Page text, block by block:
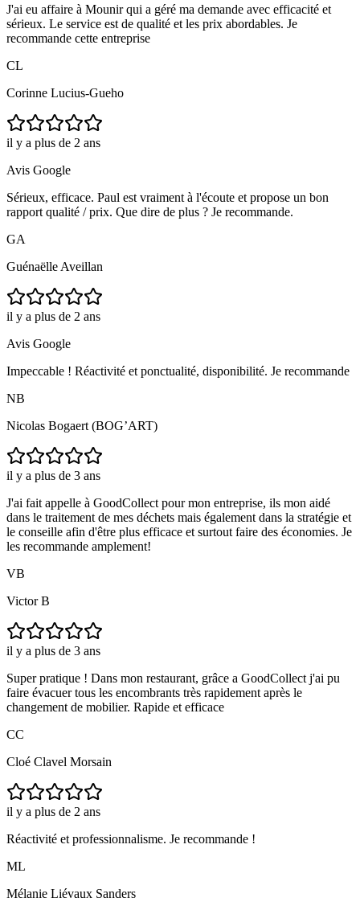
J'ai eu affaire à Mounir qui a géré ma demande avec efficacité et
sérieux. Le service est de qualité et les prix abordables. Je
recommande cette entreprise
CL
Corinne Lucius-Gueho
il y a plus de 2 ans
Avis Google
Sérieux, efficace. Paul est vraiment à l'écoute et propose un bon
rapport qualité / prix. Que dire de plus ? Je recommande.
GA
Guénaëlle Aveillan
il y a plus de 2 ans
Avis Google
Impeccable ! Réactivité et ponctualité, disponibilité. Je recommande
NB
Nicolas Bogaert (BOG’ART)
il y a plus de 3 ans
J'ai fait appelle à GoodCollect pour mon entreprise, ils mon aidé
dans le traitement de mes déchets mais également dans la stratégie et
le conseille afin d'être plus efficace et surtout faire des économies. Je
les recommande amplement!
VB
Victor B
il y a plus de 3 ans
Super pratique ! Dans mon restaurant, grâce a GoodCollect j'ai pu
faire évacuer tous les encombrants très rapidement après le
changement de mobilier. Rapide et efficace
CC
Cloé Clavel Morsain
il y a plus de 2 ans
Réactivité et professionnalisme. Je recommande !
ML
Mélanie Liévaux Sanders